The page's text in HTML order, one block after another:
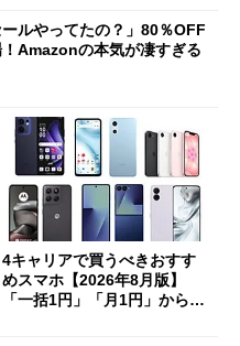
ールやってたの？」80％OFF
Amazonの本気が凄すぎる
4キャリアで買うべきおすす
めスマホ【2026年8月版】
「一括1円」「月1円」からお